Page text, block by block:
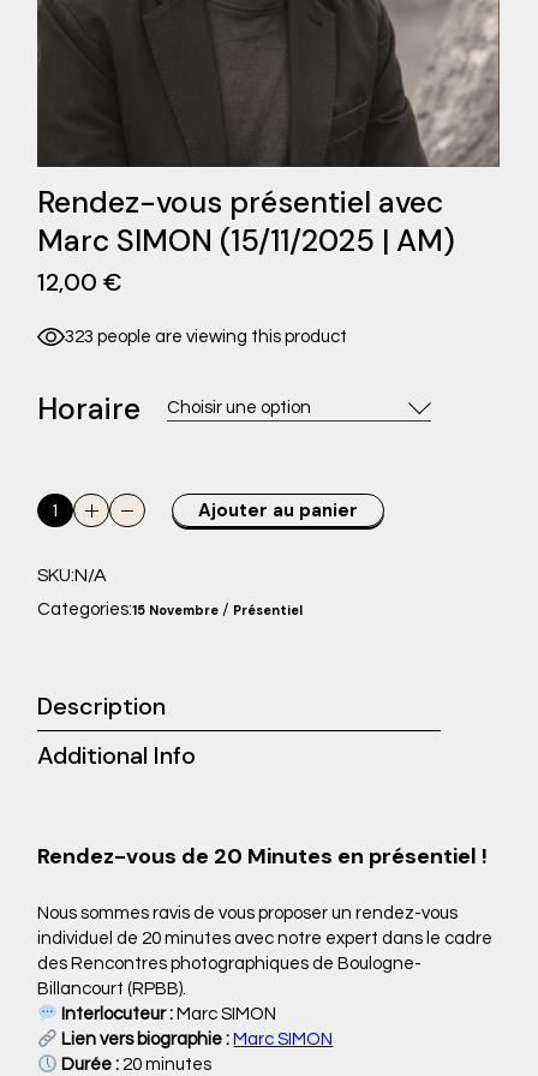
Rendez-vous présentiel avec
Marc SIMON (15/11/2025 | AM)
12,00€
323 people are viewing this product
Horaire Choisir une option
Rendez-vous présentiel avec Marc SIMON (15/11/2025 | AM)
Ajouter au panier
SKU:N/A
Categories:15 Novembre / Présentiel
Description
Additional Info
Rendez-vous de 20 Minutes en présentiel !
Nous sommes ravis de vous proposer un rendez-vous
individuel de 20 minutes avec notre expert dans le cadre
des Rencontres photographiques de Boulogne-
Billancourt (RPBB).
Interlocuteur : Marc SIMON
Lien vers biographie : Marc SIMON
Durée : 20 minutes